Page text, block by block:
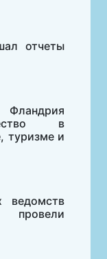
отчеты
в
туризме и
ведомств